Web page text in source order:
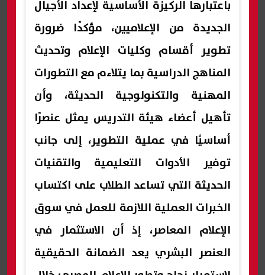
باعتبارها الركيزة الأساسية لإعداد الأجيال
الجديدة من الإعلاميين، مؤكدًا ضرورة
تطوير أقسام وكليات الإعلام وتحديث
المناهج الدراسية بما يتلاءم مع التطورات
المهنية والتكنولوجية الحديثة، وأن
تأهيل أعضاء هيئة التدريس يمثل عنصرًا
أساسيًا في عملية التطوير، إلى جانب
توفير الأدوات التعليمية والتقنيات
الحديثة التي تساعد الطلاب على اكتساب
الخبرات العملية اللازمة للعمل في سوق
الإعلام المعاصر، إذ أن الاستثمار في
العنصر البشري يعد الضمانة الحقيقية